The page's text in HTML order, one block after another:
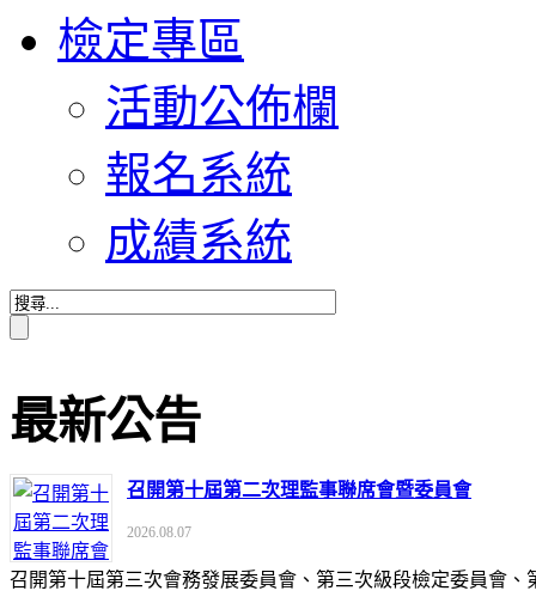
檢定專區
活動公佈欄
報名系統
成績系統
最新公告
召開第十屆第二次理監事聯席會暨委員會
2026.08.07
召開第十屆第三次會務發展委員會、第三次級段檢定委員